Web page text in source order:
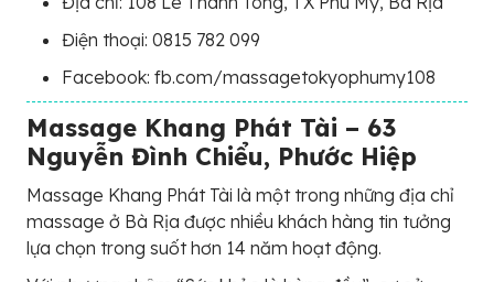
Điện thoại: 0815 782 099
Facebook: fb.com/massagetokyophumy108
Massage Khang Phát Tài – 63
Nguyễn Đình Chiểu, Phước Hiệp
Massage Khang Phát Tài là một trong những địa chỉ
massage ở Bà Rịa được nhiều khách hàng tin tưởng
lựa chọn trong suốt hơn 14 năm hoạt động.